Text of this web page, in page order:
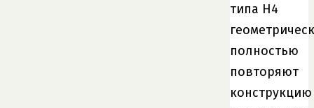
типа H4
полностью
повторяют
конструкцию